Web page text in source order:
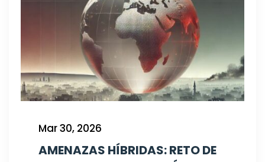
Mar 30, 2026
AMENAZAS HÍBRIDAS: RETO DE